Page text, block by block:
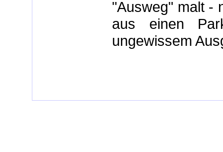
"Ausweg" malt -
aus einen
ungewissem